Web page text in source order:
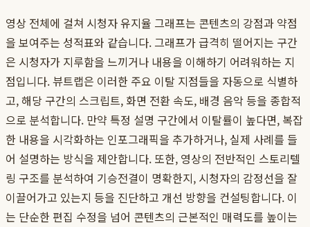
영상 전체에 걸쳐 시청자 유지율 그래프는 콘텐츠의 강점과 약점
을 보여주는 성적표와 같습니다. 그래프가 급격히 떨어지는 구간
은 시청자가 지루함을 느끼거나 내용을 이해하기 어려워하는 지
점입니다. 뷰트랩은 이러한 주요 이탈 지점들을 자동으로 식별하
고, 해당 구간의 스크립트, 화면 전환 속도, 배경 음악 등을 종합적
으로 분석합니다. 만약 특정 설명 구간에서 이탈률이 높다면, 복잡
한 내용을 시각화하는 인포그래픽을 추가하거나, 실제 사례를 들
어 설명하는 방식을 제안합니다. 또한, 영상의 전반적인 스토리텔
링 구조를 분석하여 기승전결이 명확한지, 시청자의 감정선을 잘
이끌어가고 있는지 등을 진단하고 개선 방향을 컨설팅합니다. 이
는 단순한 편집 수정을 넘어 콘텐츠의 근본적인 매력도를 높이는